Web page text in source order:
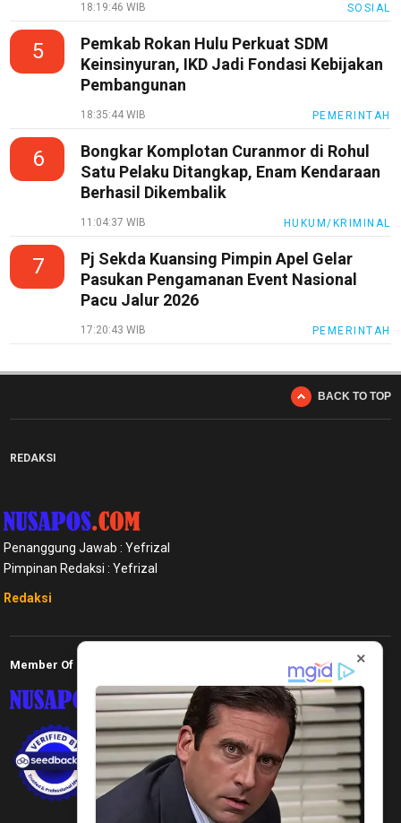
18:19:46 WIB SOSIAL
5
Pemkab Rokan Hulu Perkuat SDM
Keinsinyuran, IKD Jadi Fondasi Kebijakan
Pembangunan
18:35:44 WIB PEMERINTAH
6
Bongkar Komplotan Curanmor di Rohul
Satu Pelaku Ditangkap, Enam Kendaraan
Berhasil Dikembalik
11:04:37 WIB HUKUM/KRIMINAL
7
Pj Sekda Kuansing Pimpin Apel Gelar
Pasukan Pengamanan Event Nasional
Pacu Jalur 2026
17:20:43 WIB PEMERINTAH
BACK TO TOP
REDAKSI
Penanggung Jawab : Yefrizal
Pimpinan Redaksi : Yefrizal
Redaksi
Member Of ×